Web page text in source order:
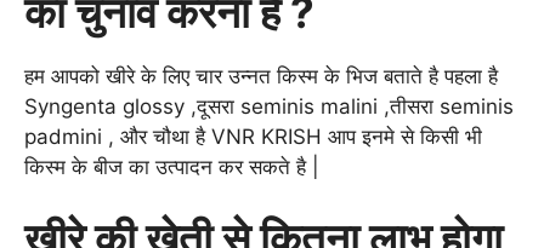
का चुनाव करना है ?
हम आपको खीरे के लिए चार उन्नत किस्म के भिज बताते है पहला है
Syngenta glossy ,दूसरा seminis malini ,तीसरा seminis
padmini , और चौथा है VNR KRISH आप इनमे से किसी भी
किस्म के बीज का उत्पादन कर सकते है |